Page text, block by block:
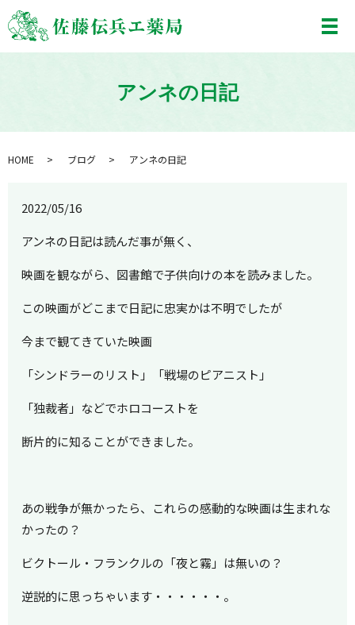
メ
アンネの日記
HOME ブログ アンネの日記
2022/05/16
アンネの日記は読んだ事が無く、
映画を観ながら、図書館で子供向けの本を読みました。
この映画がどこまで日記に忠実かは不明でしたが
今まで観てきていた映画
「シンドラーのリスト」「戦場のピアニスト」
「独裁者」などでホロコーストを
断片的に知ることができました。
あの戦争が無かったら、これらの感動的な映画は生まれな
かったの？
ビクトール・フランクルの「夜と霧」は無いの？
逆説的に思っちゃいます・・・・・・。